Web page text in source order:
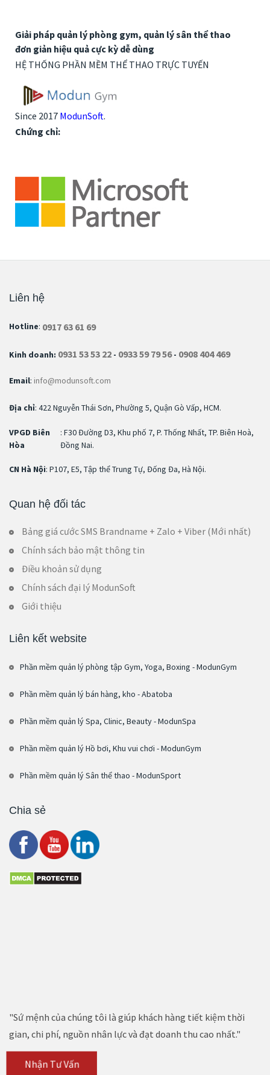
Giải pháp quản lý phòng gym, quản lý sân thể thao
đơn giản hiệu quả cực kỳ dễ dùng
HỆ THỐNG PHẦN MỀM THỂ THAO TRỰC TUYẾN
Since 2017 ModunSoft.
Chứng chỉ:
Liên hệ
Hotline: 0917 63 61 69
Kinh doanh: 0931 53 53 22 - 0933 59 79 56- 0908 404 469
Email: info@modunsoft.com
Địa chỉ: 422 Nguyễn Thái Sơn, Phường 5, Quận Gò Vấp, HCM.
VPGD Biên
Hòa
: F30 Đường D3, Khu phố 7, P. Thống Nhất, TP. Biên Hoà,
Đồng Nai.
CN Hà Nội: P107, E5, Tập thể Trung Tự, Đống Đa, Hà Nội.
Quan hệ đối tác
Bảng giá cước SMS Brandname + Zalo + Viber (Mới nhất)
Chính sách bảo mật thông tin
Điều khoản sử dụng
Chính sách đại lý ModunSoft
Giới thiệu
Liên kết website
Phần mềm quản lý phòng tập Gym, Yoga, Boxing - ModunGym
Phần mềm quản lý bán hàng, kho - Abatoba
Phần mềm quản lý Spa, Clinic, Beauty - ModunSpa
Phần mềm quản lý Hồ bơi, Khu vui chơi - ModunGym
Phần mềm quản lý Sân thể thao - ModunSport
Chia sẻ
"Sứ mệnh của chúng tôi là giúp khách hàng tiết kiệm thời
gian, chi phí, nguồn nhân lực và đạt doanh thu cao nhất."
Nhận Tư Vấn